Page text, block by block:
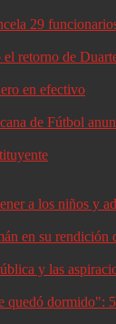
29
retorno de
en efectivo
de Fútbol
a los niños y
en su rendición
y las
quedó dormido":